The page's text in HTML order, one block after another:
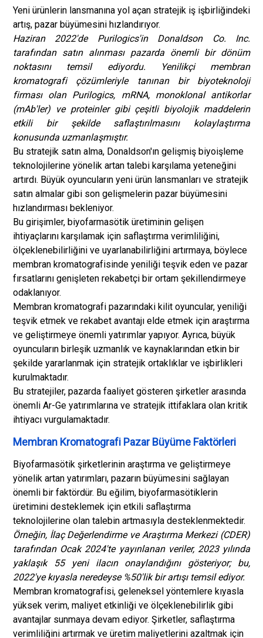
Yeni ürünlerin lansmanına yol açan stratejik iş işbirliğindeki
artış, pazar büyümesini hızlandırıyor.
Haziran 2022'de Purilogics'in Donaldson Co. Inc.
tarafından satın alınması pazarda önemli bir dönüm
noktasını temsil ediyordu. Yenilikçi membran
kromatografi çözümleriyle tanınan bir biyoteknoloji
firması olan Purilogics, mRNA, monoklonal antikorlar
(mAb'ler) ve proteinler gibi çeşitli biyolojik maddelerin
etkili bir şekilde saflaştırılmasını kolaylaştırma
konusunda uzmanlaşmıştır.
Bu stratejik satın alma, Donaldson'ın gelişmiş biyoişleme
teknolojilerine yönelik artan talebi karşılama yeteneğini
artırdı. Büyük oyuncuların yeni ürün lansmanları ve stratejik
satın almalar gibi son gelişmelerin pazar büyümesini
hızlandırması bekleniyor.
Bu girişimler, biyofarmasötik üretiminin gelişen
ihtiyaçlarını karşılamak için saflaştırma verimliliğini,
ölçeklenebilirliğini ve uyarlanabilirliğini artırmaya, böylece
membran kromatografisinde yeniliği teşvik eden ve pazar
fırsatlarını genişleten rekabetçi bir ortam şekillendirmeye
odaklanıyor.
Membran kromatografi pazarındaki kilit oyuncular, yeniliği
teşvik etmek ve rekabet avantajı elde etmek için araştırma
ve geliştirmeye önemli yatırımlar yapıyor. Ayrıca, büyük
oyuncuların birleşik uzmanlık ve kaynaklarından etkin bir
şekilde yararlanmak için stratejik ortaklıklar ve işbirlikleri
kurulmaktadır.
Bu stratejiler, pazarda faaliyet gösteren şirketler arasında
önemli Ar-Ge yatırımlarına ve stratejik ittifaklara olan kritik
ihtiyacı vurgulamaktadır.
Membran Kromatografi Pazar Büyüme Faktörleri
Biyofarmasötik şirketlerinin araştırma ve geliştirmeye
yönelik artan yatırımları, pazarın büyümesini sağlayan
önemli bir faktördür. Bu eğilim, biyofarmasötiklerin
üretimini desteklemek için etkili saflaştırma
teknolojilerine olan talebin artmasıyla desteklenmektedir.
Örneğin, İlaç Değerlendirme ve Araştırma Merkezi (CDER)
tarafından Ocak 2024'te yayınlanan veriler, 2023 yılında
yaklaşık 55 yeni ilacın onaylandığını gösteriyor; bu,
2022'ye kıyasla neredeyse %50'lik bir artışı temsil ediyor.
Membran kromatografisi, geleneksel yöntemlere kıyasla
yüksek verim, maliyet etkinliği ve ölçeklenebilirlik gibi
avantajlar sunmaya devam ediyor. Şirketler, saflaştırma
verimliliğini artırmak ve üretim maliyetlerini azaltmak için